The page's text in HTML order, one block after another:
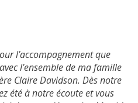
l’accompagnement que
l’ensemble de ma famille
Claire Davidson. Dès notre
été à notre écoute et vous